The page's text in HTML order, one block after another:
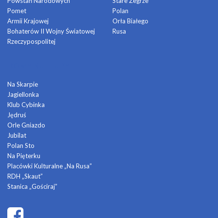
Pomet
Armii Krajowej
Bohaterów II Wojny Światowej
Rzeczypospolitej
Polan
Orła Białego
Rusa
Na Skarpie
Jagiellonka
Klub Cybinka
Jędruś
Orle Gniazdo
Jubilat
Polan Sto
Na Pięterku
Placówki Kulturalne „Na Rusa”
RDH „Skaut”
Stanica „Gościraj”